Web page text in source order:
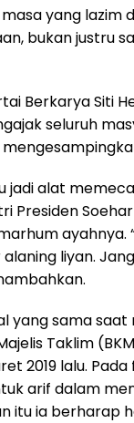
yang lazim
bukan justru
Berkarya Siti
seluruh
jadi alat
Presiden
ayahnya.
liyan.
yang sama
Taklim
2019 lalu.
arif dalam
itu ia berharap